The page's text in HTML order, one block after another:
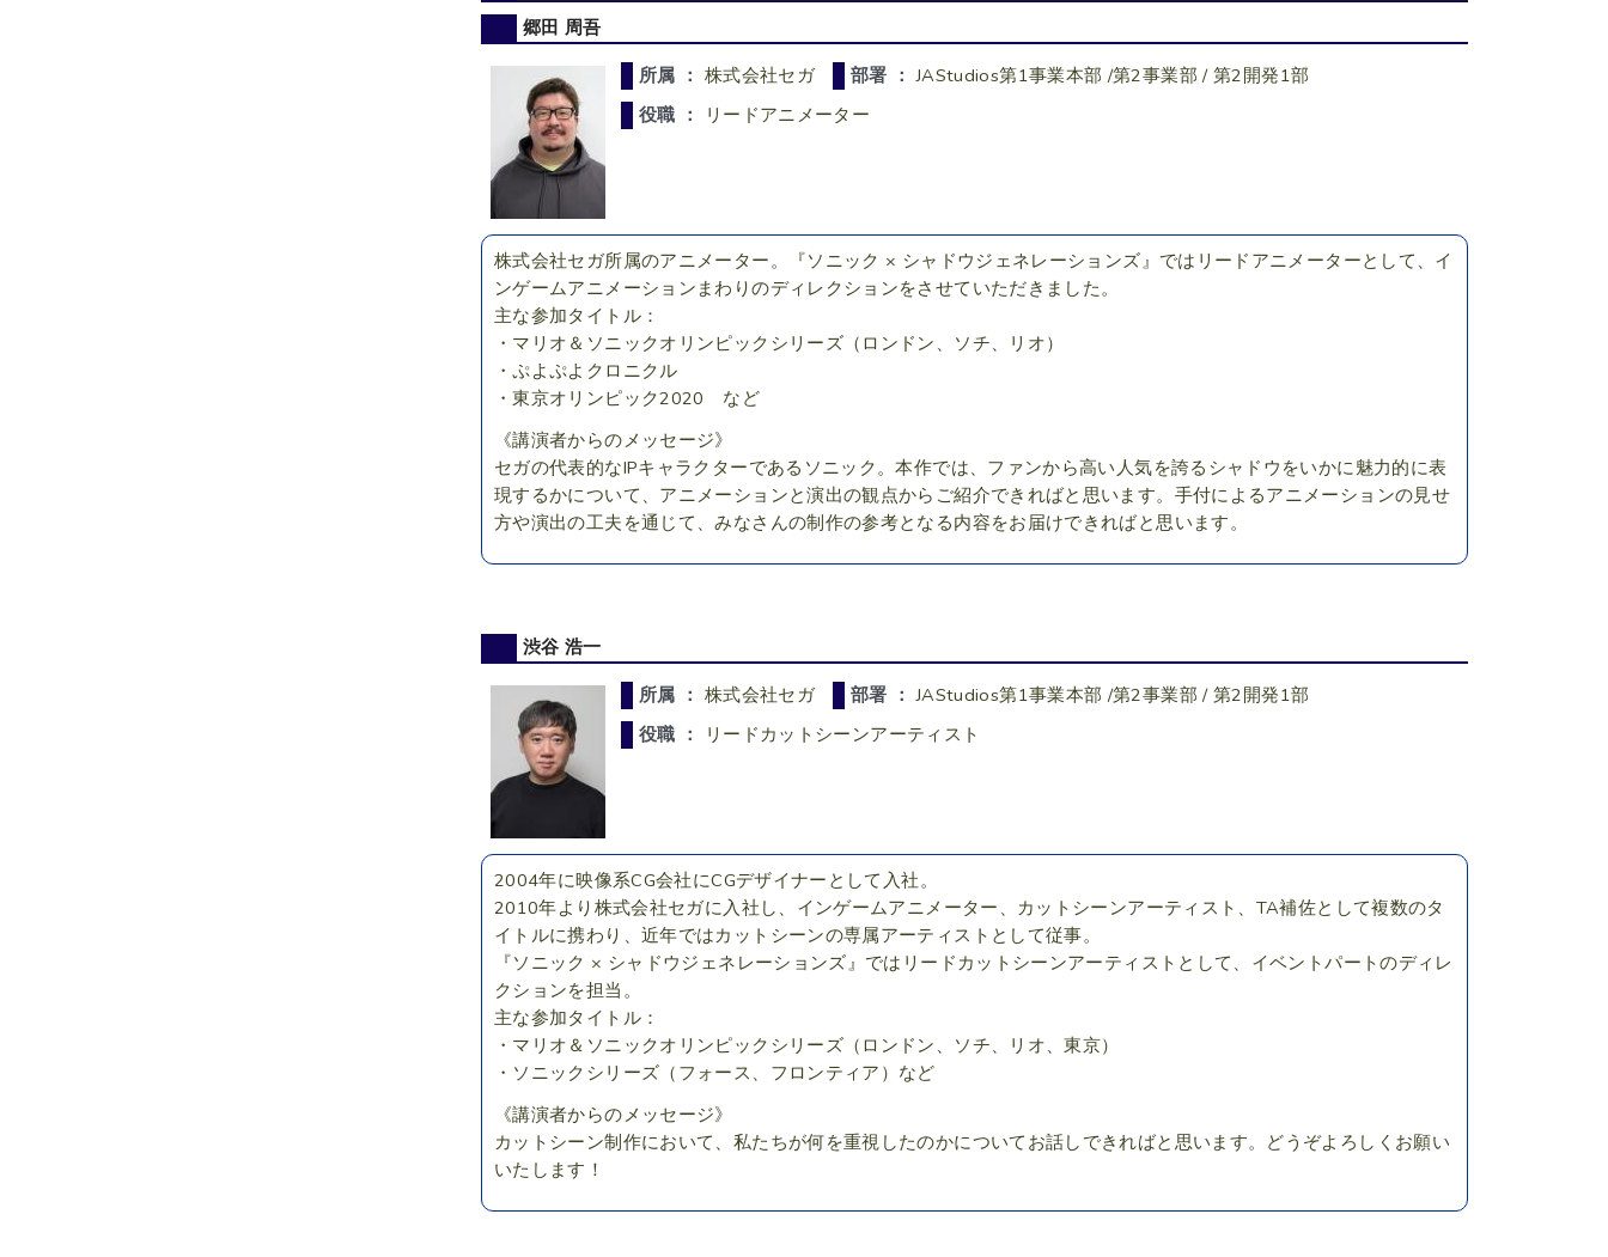
郷田 周吾
所属 ： 株式会社セガ 部署 ：JAStudios第1事業本部 /第2事業部 / 第2開発1部
役職 ：
リードアニメーター
株式会社セガ所属のアニメーター。『ソニック × シャドウジェネレーションズ』ではリードアニメーターとして、イ
ンゲームアニメーションまわりのディレクションをさせていただきました。
主な参加タイトル：
・マリオ＆ソニックオリンピックシリーズ（ロンドン、ソチ、リオ）
・ぷよぷよクロニクル
・東京オリンピック2020 など
《講演者からのメッセージ》
セガの代表的なIPキャラクターであるソニック。本作では、ファンから高い人気を誇るシャドウをいかに魅力的に表
現するかについて、アニメーションと演出の観点からご紹介できればと思います。手付によるアニメーションの見せ
方や演出の工夫を通じて、みなさんの制作の参考となる内容をお届けできればと思います。
渋谷 浩一
所属 ： 株式会社セガ 部署 ：JAStudios第1事業本部 /第2事業部 / 第2開発1部
役職 ：
リードカットシーンアーティスト
2004年に映像系CG会社にCGデザイナーとして入社。
2010年より株式会社セガに入社し、インゲームアニメーター、カットシーンアーティスト、TA補佐として複数のタ
イトルに携わり、近年ではカットシーンの専属アーティストとして従事。
『ソニック × シャドウジェネレーションズ』ではリードカットシーンアーティストとして、イベントパートのディレ
クションを担当。
主な参加タイトル：
・マリオ＆ソニックオリンピックシリーズ（ロンドン、ソチ、リオ、東京）
・ソニックシリーズ（フォース、フロンティア）など
《講演者からのメッセージ》
カットシーン制作において、私たちが何を重視したのかについてお話しできればと思います。どうぞよろしくお願い
いたします！